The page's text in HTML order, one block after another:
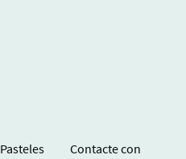
Pasteles Contacte con